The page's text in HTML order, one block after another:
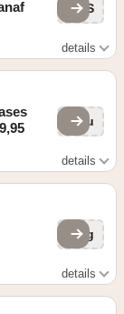
dlS
details
bMu
details
CQg
details